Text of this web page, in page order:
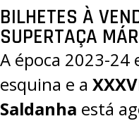
BILHETES À
SUPERTAÇA
A época 2023-24
esquina e a
Saldanha está